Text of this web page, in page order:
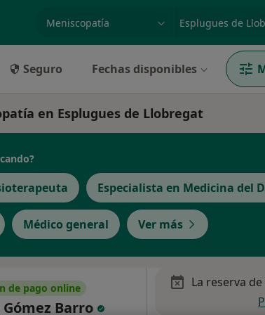
especialidad, enfermedad o nombre
Seguro Fechas disponibles
en Esplugues de Llobregat
Especialista en Medicina del
Médico general Ver más
de pago online
Gómez Barro
La reserva